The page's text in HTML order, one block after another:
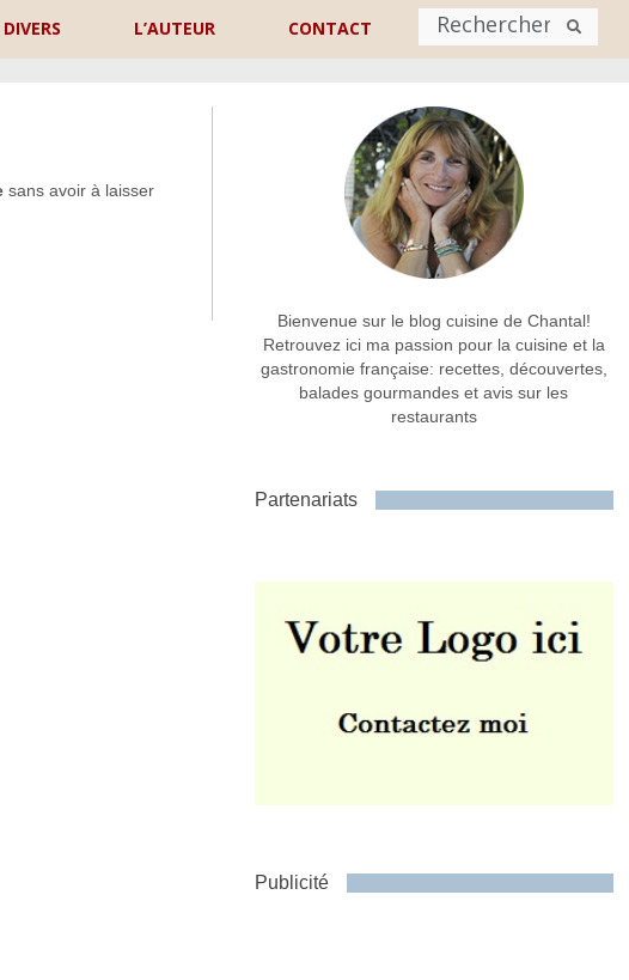
DIVERS L’AUTEUR CONTACT
Nom
Commentaire ou message *
sans avoir à laisser
Bienvenue sur le blog cuisine de Chantal!
Retrouvez ici ma passion pour la cuisine et la
gastronomie française: recettes, découvertes,
balades gourmandes et avis sur les
restaurants
Partenariats
Publicité